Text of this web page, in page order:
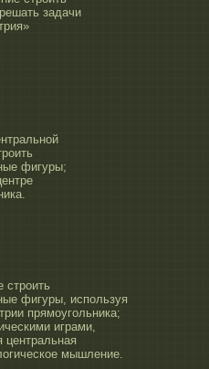
задачи
фигуры;
фигуры, используя
прямоугольника;
играми,
мышление.